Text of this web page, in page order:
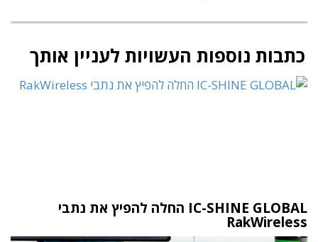
כתבות נוספות העשויות לעניין אותך
IC-SHINE GLOBAL החלה להפיץ את נתבי
RakWireless